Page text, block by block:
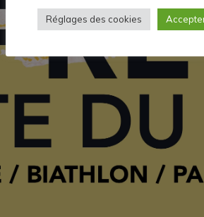
Réglages des cookies